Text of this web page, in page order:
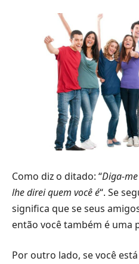
Como diz o ditado: “Diga-
lhe direi quem você é“. Se
significa que se seus
então você também é uma
Por outro lado, se você